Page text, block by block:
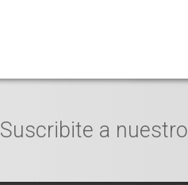
Suscribite a nuestro